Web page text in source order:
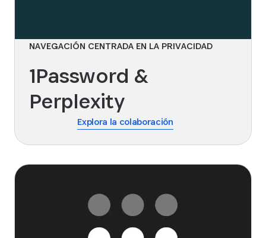
NAVEGACIÓN CENTRADA EN LA PRIVACIDAD
1Password &
Perplexity
Explora la colaboración